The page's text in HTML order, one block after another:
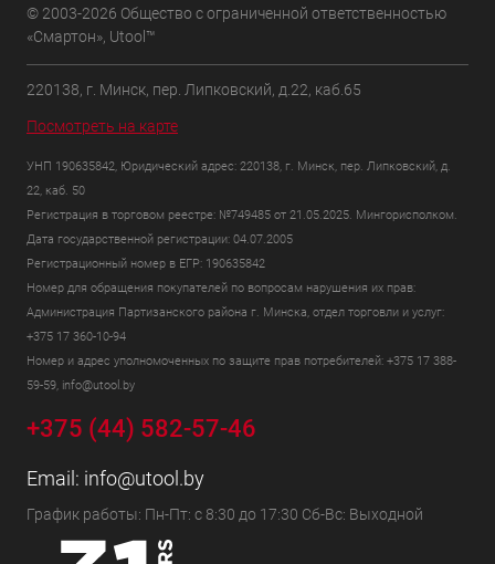
© 2003-2026 Общество с ограниченной ответственностью
«Смартон», Utool™
220138, г. Минск, пер. Липковский, д.22, каб.65
Посмотреть на карте
УНП 190635842, Юридический адрес: 220138, г. Минск, пер. Липковский, д.
22, каб. 50
Регистрация в торговом реестре: №749485 от 21.05.2025. Мингорисполком.
Дата государственной регистрации: 04.07.2005
Регистрационный номер в ЕГР: 190635842
Номер для обращения покупателей по вопросам нарушения их прав:
Администрация Партизанского района г. Минска, отдел торговли и услуг:
+375 17 360-10-94
Номер и адрес уполномоченных по защите прав потребителей: +375 17 388-
59-59, info@utool.by
+375 (44) 582-57-46
Email: info@utool.by
График работы: Пн-Пт: с 8:30 до 17:30 Сб-Вс: Выходной